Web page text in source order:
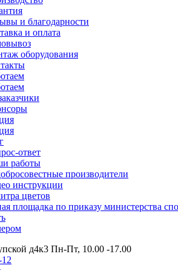
и благодарности
и оплата
оборудования
ответ
работы
производители
инструкции
цветов
площадка по приказу министерства
д4к3 Пн-Пт, 10.00 -17.00